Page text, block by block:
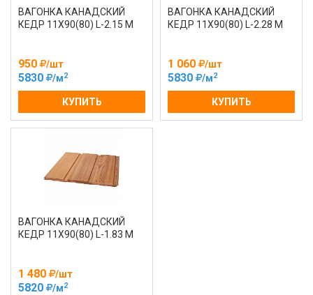
ВАГОНКА КАНАДСКИЙ
КЕДР 11Х90(80) L-2.15 М
950 /шт
5830 /м2
КУПИТЬ
ВАГОНКА КАНАДСКИЙ
КЕДР 11Х90(80) L-2.28 М
1 060 /шт
5830 /м2
КУПИТЬ
ВАГОНКА КАНАДСКИЙ
КЕДР 11Х90(80) L-1.83 М
1 480 /шт
5820 /м2